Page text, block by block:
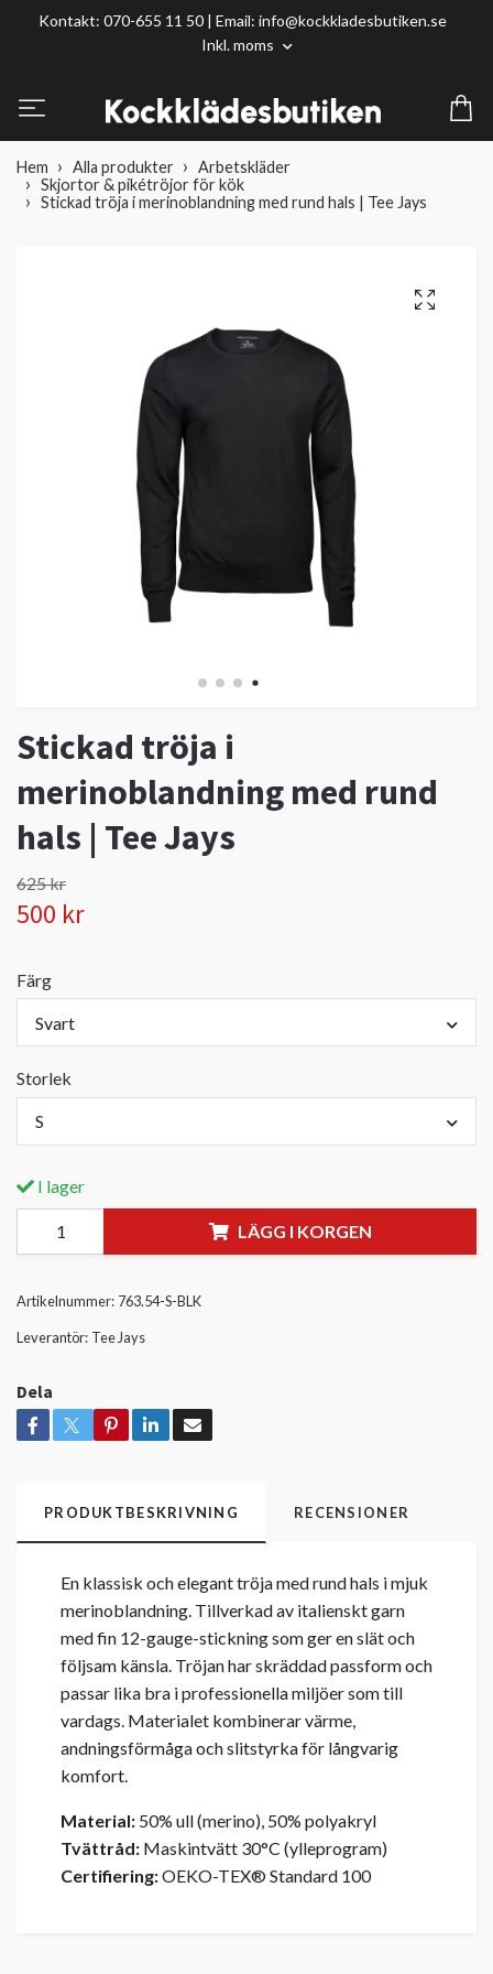
Kontakt: 070-655 11 50 | Email: info@kockkladesbutiken.se
Inkl. moms
Hem Alla produkter
Arbetskläder
Skjortor & pikétröjor för kök
Stickad tröja i merinoblandning med rund hals | Tee Jays
Stickad tröja i
merinoblandning med rund
hals | Tee Jays
625 kr
500 kr
Färg
Svart
Storlek
S
I lager
LÄGG I KORGEN
Artikelnummer: 763.54-S-BLK
Leverantör: Tee Jays
Dela
PRODUKTBESKRIVNING RECENSIONER
En klassisk och elegant tröja med rund hals i mjuk
merinoblandning. Tillverkad av italienskt garn
med fin 12-gauge-stickning som ger en slät och
följsam känsla. Tröjan har skräddad passform och
passar lika bra i professionella miljöer som till
vardags. Materialet kombinerar värme,
andningsförmåga och slitstyrka för långvarig
komfort.
Material: 50% ull (merino), 50% polyakryl
Tvättråd: Maskintvätt 30°C (ylleprogram)
Certifiering:OEKO-TEX® Standard 100